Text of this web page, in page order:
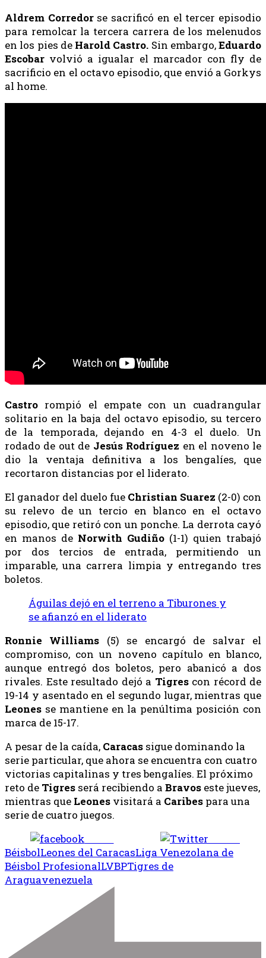
Aldrem Corredorse sacrificó en el tercer episodio
para remolcar la tercera carrera de los melenudos
en los pies de Harold Castro. Sin embargo,Eduardo
Escobar volvió a igualar el marcador con fly de
sacrificio en el octavo episodio, que envió a Gorkys
al home.
Castro rompió el empate con un cuadrangular
solitario en la baja del octavo episodio, su tercero
de la temporada, dejando en 4-3 el duelo. Un
rodado de out de Jesús Rodríguez en el noveno le
dio la ventaja definitiva a los bengalíes, que
recortaron distancias por el liderato.
El ganador del duelo fue Christian Suarez (2-0) con
su relevo de un tercio en blanco en el octavo
episodio, que retiró con un ponche. La derrota cayó
en manos de Norwith Gudiño (1-1) quien trabajó
por dos tercios de entrada, permitiendo un
imparable, una carrera limpia y entregando tres
boletos.
Águilas dejó en el terreno a Tiburones y
se afianzó en el liderato
Ronnie Williams (5) se encargó de salvar el
compromiso, con un noveno capítulo en blanco,
aunque entregó dos boletos, pero abanicó a dos
rivales. Este resultado dejó a Tigrescon récord de
19-14 y asentado en el segundo lugar, mientras que
Leones se mantiene en la penúltima posición con
marca de 15-17.
A pesar de la caída, Caracas sigue dominando la
serie particular, que ahora se encuentra con cuatro
victorias capitalinas y tres bengalíes. El próximo
reto de Tigres será recibiendo a Bravos este jueves,
mientras que Leones visitará a Caribes para una
serie de cuatro juegos.
BéisbolLeones del CaracasLiga Venezolana de
Béisbol ProfesionalLVBPTigres de
Araguavenezuela